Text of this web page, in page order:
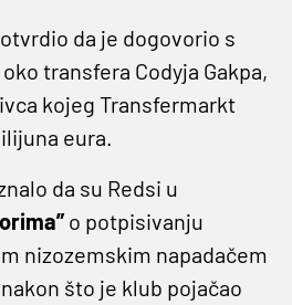
da je dogovorio s
transfera Codyja Gakpa,
kojeg Transfermarkt
eura.
da su Redsi u
o potpisivanju
nizozemskim napadačem
što je klub pojačao